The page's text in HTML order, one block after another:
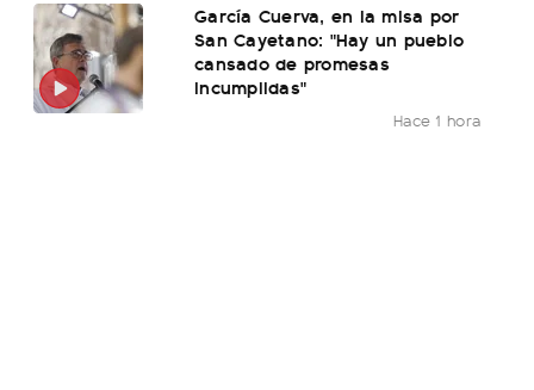
García Cuerva, en la misa por
San Cayetano: "Hay un pueblo
cansado de promesas
incumplidas"
Hace 1 hora